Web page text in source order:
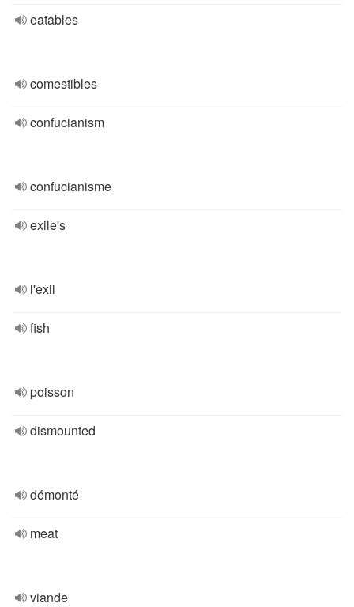
eatables
comestibles
confucianism
confucianisme
exile's
l'exil
fish
poisson
dismounted
démonté
meat
viande